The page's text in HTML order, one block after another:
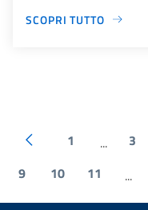
SCOPRI TUTTO
1 ... 3
9
10 11 ...